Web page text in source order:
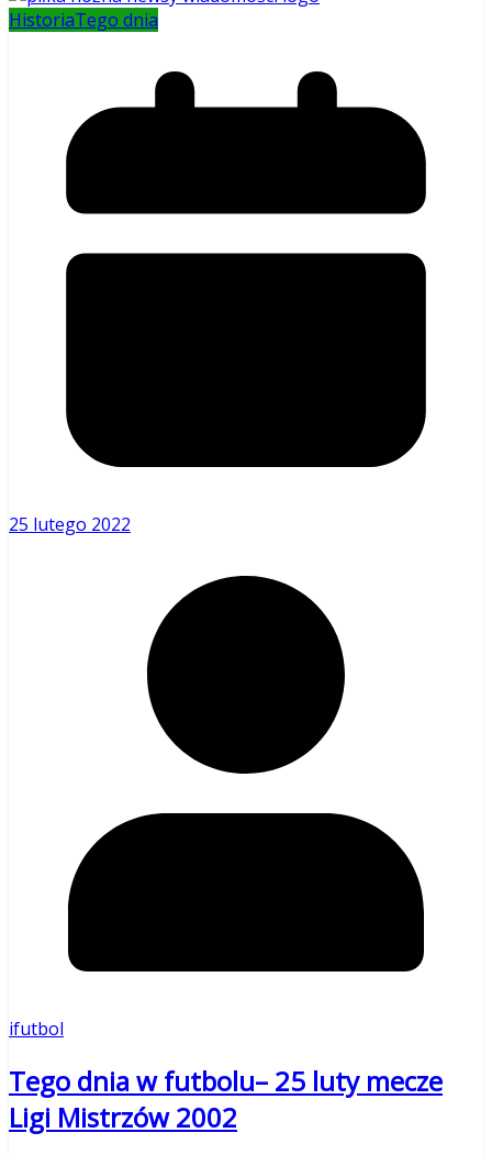
HistoriaTego dnia
25 lutego 2022
ifutbol
Tego dnia w futbolu– 25 luty mecze
Ligi Mistrzów 2002